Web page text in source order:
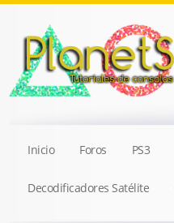
Inicio Foros PS3
Decodificadores Satélite